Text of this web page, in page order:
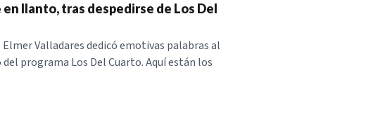
llanto, tras despedirse de Los Del
Valladares dedicó emotivas palabras al
programa Los Del Cuarto. Aquí están los